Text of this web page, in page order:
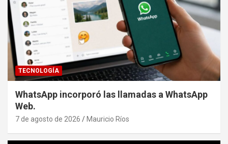
TECNOLOGÍA
WhatsApp incorporó las llamadas a WhatsApp
Web.
7 de agosto de 2026 Mauricio Ríos